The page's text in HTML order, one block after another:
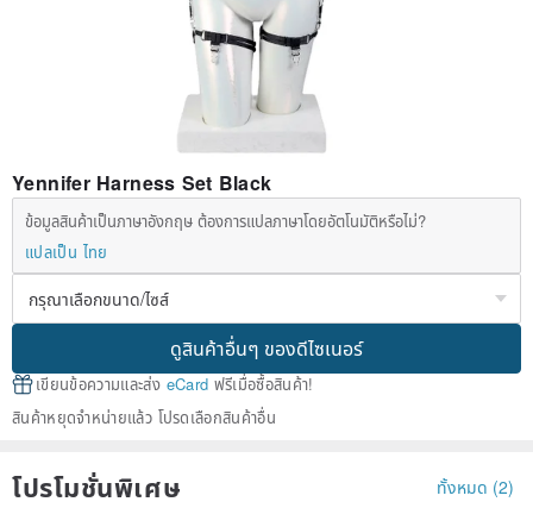
Yennifer Harness Set Black
ข้อมูลสินค้าเป็นภาษาอังกฤษ ต้องการแปลภาษาโดยอัตโนมัติหรือไม่?
แปลเป็น ไทย
ดูสินค้าอื่นๆ ของดีไซเนอร์
เขียนข้อความและส่ง eCard ฟรีเมื่อซื้อสินค้า!
สินค้าหยุดจำหน่ายแล้ว โปรดเลือกสินค้าอื่น
โปรโมชั่นพิเศษ ทั้งหมด (2)